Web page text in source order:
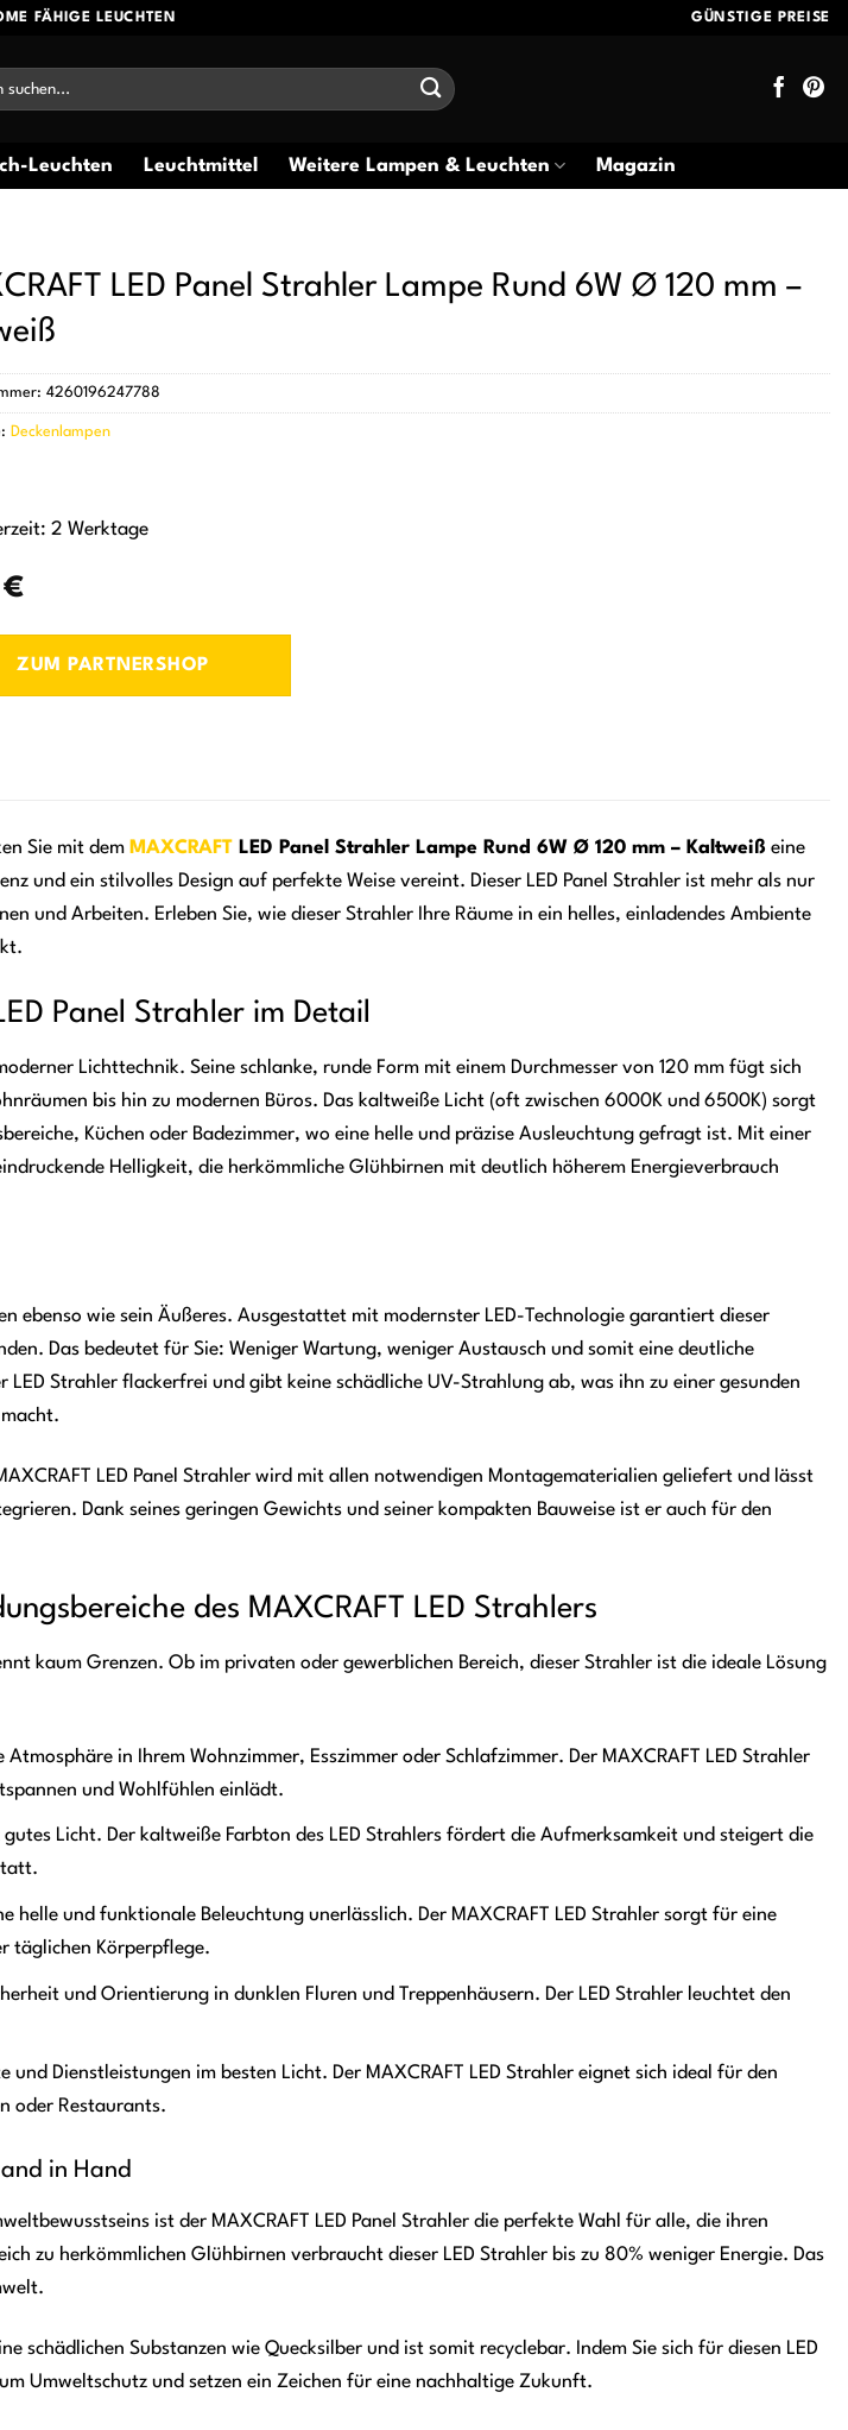
FÄHIGE LEUCHTEN GÜNSTIGE PREISE
Leuchten Leuchtmittel Weitere Lampen & Leuchten Magazin
LED Panel Strahler Lampe Rund 6W Ø 120 mm –
€
2 Werktage
ZUM PARTNERSHOP
4260196247788
Deckenlampen
Sie mit dem MAXCRAFT LED Panel Strahler Lampe Rund 6W Ø 120 mm – Kaltweiß eine
und ein stilvolles Design auf perfekte Weise vereint. Dieser LED Panel Strahler ist mehr als nur
und Arbeiten. Erleben Sie, wie dieser Strahler Ihre Räume in ein helles, einladendes Ambiente
Panel Strahler im Detail
Lichttechnik. Seine schlanke, runde Form mit einem Durchmesser von 120 mm fügt sich
bis hin zu modernen Büros. Das kaltweiße Licht (oft zwischen 6000K und 6500K) sorgt
Küchen oder Badezimmer, wo eine helle und präzise Ausleuchtung gefragt ist. Mit einer
Helligkeit, die herkömmliche Glühbirnen mit deutlich höherem Energieverbrauch
ebenso wie sein Äußeres. Ausgestattet mit modernster LED-Technologie garantiert dieser
Das bedeutet für Sie: Weniger Wartung, weniger Austausch und somit eine deutliche
LED Strahler flackerfrei und gibt keine schädliche UV-Strahlung ab, was ihn zu einer gesunden
LED Panel Strahler wird mit allen notwendigen Montagematerialien geliefert und lässt
Dank seines geringen Gewichts und seiner kompakten Bauweise ist er auch für den
des MAXCRAFT LED Strahlers
kaum Grenzen. Ob im privaten oder gewerblichen Bereich, dieser Strahler ist die ideale Lösung
in Ihrem Wohnzimmer, Esszimmer oder Schlafzimmer. Der MAXCRAFT LED Strahler
und Wohlfühlen einlädt.
Licht. Der kaltweiße Farbton des LED Strahlers fördert die Aufmerksamkeit und steigert die
helle und funktionale Beleuchtung unerlässlich. Der MAXCRAFT LED Strahler sorgt für eine
täglichen Körperpflege.
und Orientierung in dunklen Fluren und Treppenhäusern. Der LED Strahler leuchtet den
und Dienstleistungen im besten Licht. Der MAXCRAFT LED Strahler eignet sich ideal für den
oder Restaurants.
in Hand
ist der MAXCRAFT LED Panel Strahler die perfekte Wahl für alle, die ihren
zu herkömmlichen Glühbirnen verbraucht dieser LED Strahler bis zu 80% weniger Energie. Das
schädlichen Substanzen wie Quecksilber und ist somit recyclebar. Indem Sie sich für diesen LED
Umweltschutz und setzen ein Zeichen für eine nachhaltige Zukunft.